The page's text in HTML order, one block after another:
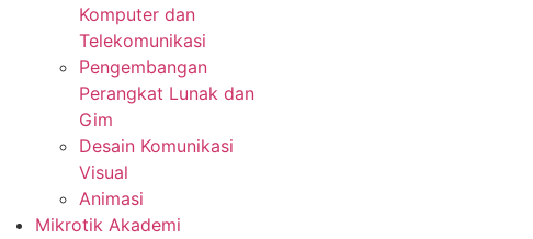
Komputer dan
Telekomunikasi
Pengembangan
Perangkat Lunak dan
Gim
Desain Komunikasi
Visual
Animasi
Mikrotik Akademi